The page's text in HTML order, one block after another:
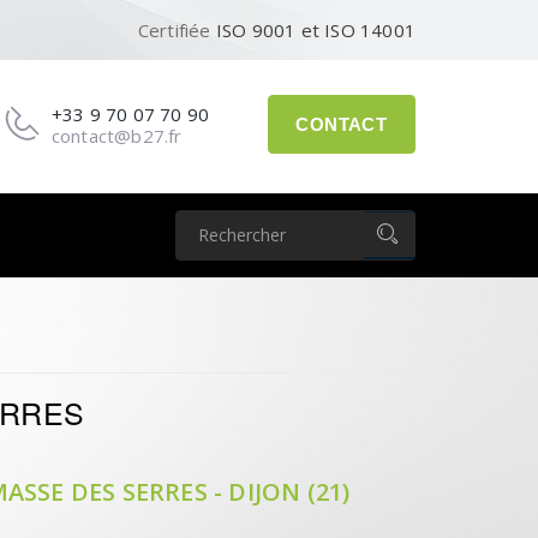
Certifiée ISO 9001 et ISO 14001
CONTACT
+33 9 70 07 70 90
contact@b27.fr
DES SERRES - DIJON (21)